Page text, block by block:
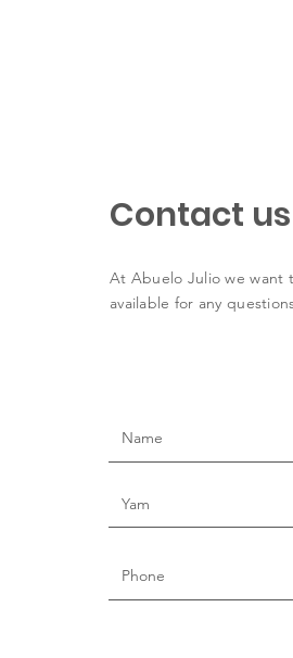
Contact us
At Abuelo Julio we want
available for any